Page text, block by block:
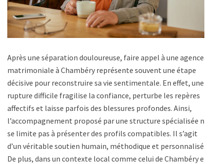
Après une séparation douloureuse, faire appel à une agence
matrimoniale à Chambéry représente souvent une étape
décisive pour reconstruire sa vie sentimentale. En effet, une
rupture difficile fragilise la confiance, perturbe les repères
affectifs et laisse parfois des blessures profondes. Ainsi,
l’accompagnement proposé par une structure spécialisée ne
se limite pas à présenter des profils compatibles. Il s’agit
d’un véritable soutien humain, méthodique et personnalisé.
De plus, dans un contexte local comme celui de Chambéry et